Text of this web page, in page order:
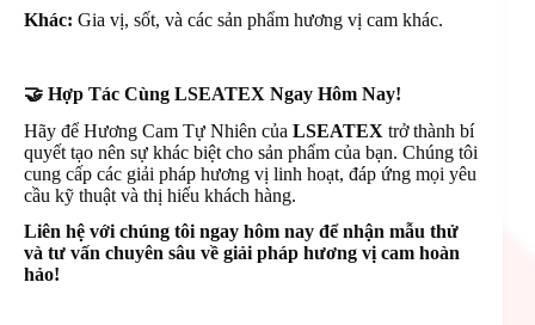
Khác: Gia vị, sốt, và các sản phẩm hương vị cam khác.
🤝 Hợp Tác Cùng LSEATEX Ngay Hôm Nay!
Hãy để Hương Cam Tự Nhiên của LSEATEX trở thành bí
quyết tạo nên sự khác biệt cho sản phẩm của bạn. Chúng tôi
cung cấp các giải pháp hương vị linh hoạt, đáp ứng mọi yêu
cầu kỹ thuật và thị hiếu khách hàng.
Liên hệ với chúng tôi ngay hôm nay để nhận mẫu thử
và tư vấn chuyên sâu về giải pháp hương vị cam hoàn
hảo!